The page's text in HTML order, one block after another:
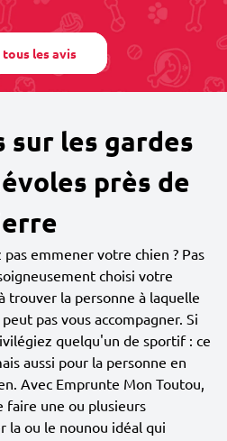
les avis
les gardes
près de
emmener votre chien ? Pas
choisi votre
trouver la personne à laquelle
pas vous accompagner. Si
quelqu'un de sportif : ce
aussi pour la personne en
Avec Emprunte Mon Toutou,
faire une ou plusieurs
la ou le nounou idéal qui